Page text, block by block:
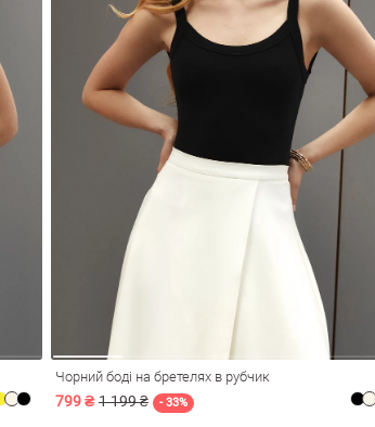
Чорний боді на бретелях в рубчик
799 ₴ 1 199 ₴ - 33%